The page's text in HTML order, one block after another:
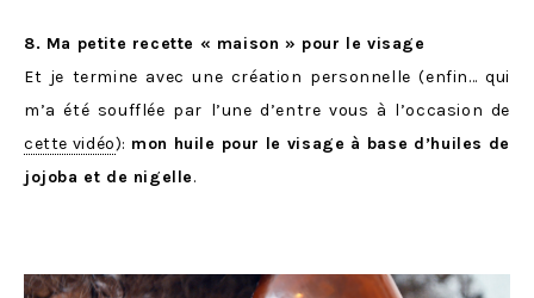
8. Ma petite recette « maison » pour le visage
Et je termine avec une création personnelle (enfin… qui
m’a été soufflée par l’une d’entre vous à l’occasion de
cette vidéo): mon huile pour le visage à base d’huiles de
jojoba et de nigelle.